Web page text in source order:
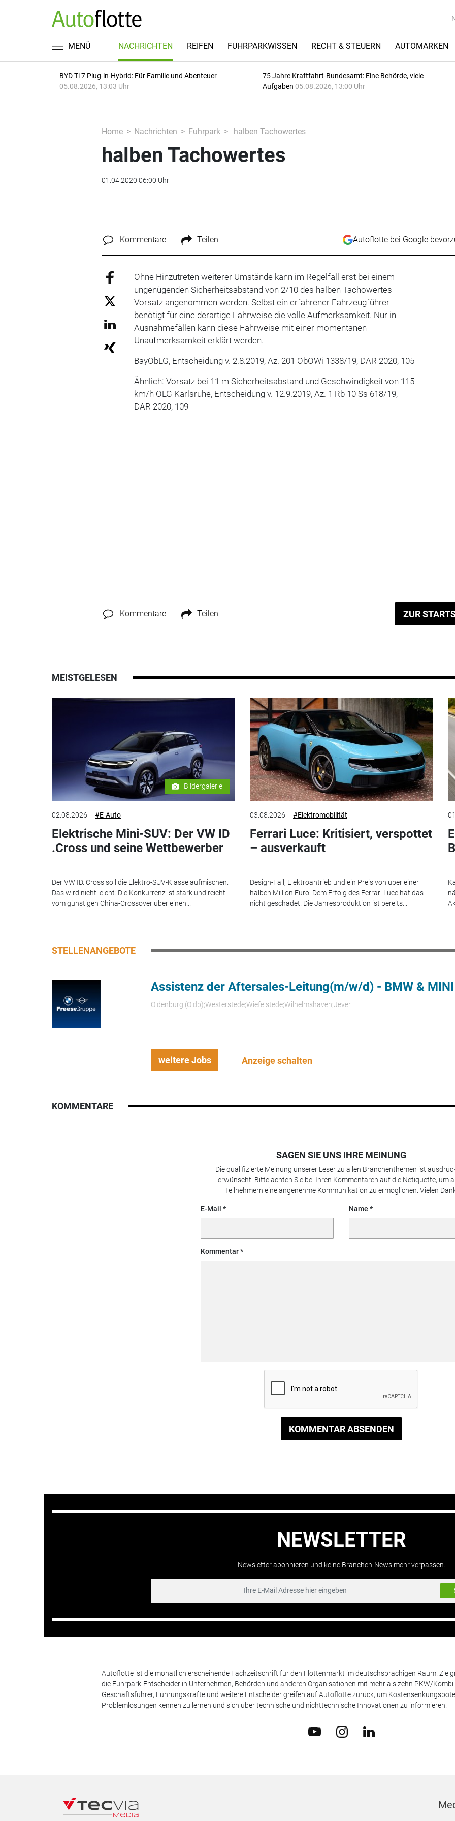
MENÜ NACHRICHTEN REIFEN FUHRPARKWISSEN RECHT & STEUERN AUTOMARKEN
BYD Ti 7 Plug-in-Hybrid: Für Familie und Abenteuer
05.08.2026, 13:03 Uhr
75 Jahre Kraftfahrt-Bundesamt: Eine Behörde, viele
Aufgaben 05.08.2026, 13:00 Uhr
Home Nachrichten Fuhrpark halben Tachowertes
halben Tachowertes
01.04.2020 06:00 Uhr
Kommentare Teilen Autoflotte bei Google
Ohne Hinzutreten weiterer Umstände kann im Regelfall erst bei einem
ungenügenden Sicherheitsabstand von 2/10 des halben Tachowertes
Vorsatz angenommen werden. Selbst ein erfahrener Fahrzeugführer
benötigt für eine derartige Fahrweise die volle Aufmerksamkeit. Nur in
Ausnahmefällen kann diese Fahrweise mit einer momentanen
Unaufmerksamkeit erklärt werden.
BayObLG, Entscheidung v. 2.8.2019, Az. 201 ObOWi 1338/19, DAR 2020, 105
Ähnlich: Vorsatz bei 11 m Sicherheitsabstand und Geschwindigkeit von 115
km/h OLG Karlsruhe, Entscheidung v. 12.9.2019, Az. 1 Rb 10 Ss 618/19,
DAR 2020, 109
Kommentare Teilen ZUR
MEISTGELESEN
Bildergalerie
02.08.2026 #E-Auto
Elektrische Mini-SUV: Der VW ID
.Cross und seine Wettbewerber
Der VW ID. Cross soll die Elektro-SUV-Klasse aufmischen.
Das wird nicht leicht: Die Konkurrenz ist stark und reicht
vom günstigen China-Crossover über einen...
03.08.2026 #Elektromobilität
Ferrari Luce: Kritisiert, verspottet
– ausverkauft
Design-Fail, Elektroantrieb und ein Preis von über einer
halben Million Euro: Dem Erfolg des Ferrari Luce hat das
nicht geschadet. Die Jahresproduktion ist bereits...
STELLENANGEBOTE
Assistenz der Aftersales-Leitung(m/w/d) - BMW & MINI
Oldenburg (Oldb);Westerstede;Wiefelstede;Wilhelmshaven;Jever
weitere Jobs Anzeige schalten
KOMMENTARE
SAGEN SIE UNS IHRE MEINUNG
Die qualifizierte Meinung unserer Leser zu allen Branchenthemen ist
erwünscht. Bitte achten Sie bei Ihren Kommentaren auf die Netiquette, um
Teilnehmern eine angenehme Kommunikation zu ermöglichen. Vielen
E-Mail Name
Kommentar
KOMMENTAR ABSENDEN
NEWSLETTER
Newsletter abonnieren und keine Branchen-News mehr verpassen.
Autoflotte ist die monatlich erscheinende Fachzeitschrift für den Flottenmarkt im deutschsprachigen Raum.
die Fuhrpark-Entscheider in Unternehmen, Behörden und anderen Organisationen mit mehr als zehn PKW/
Geschäftsführer, Führungskräfte und weitere Entscheider greifen auf Autoflotte zurück, um
Problemlösungen kennen zu lernen und sich über technische und nichttechnische Innovationen zu informieren.